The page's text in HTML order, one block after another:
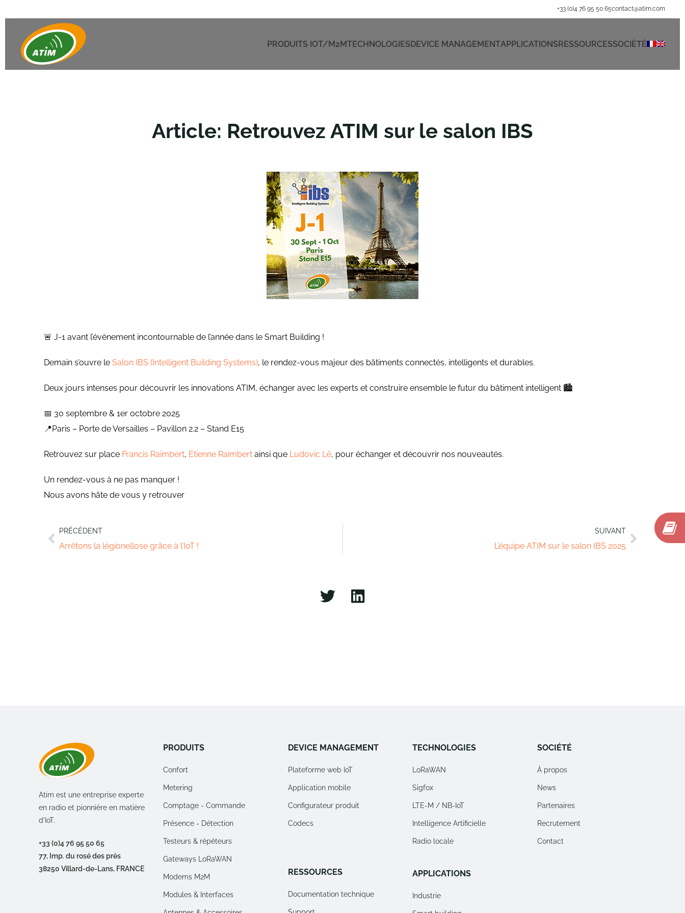
+33 (0)4 76 95 50 65contact@atim.com
PRODUITS IOT/M2MTECHNOLOGIESDEVICE MANAGEMENTAPPLICATIONSRESSOURCESSOCIÉTÉ
Article: Retrouvez ATIM sur le salon IBS
🚨 J-1 avant l’évènement incontournable de l’année dans le Smart Building !
Demain s’ouvre le Salon IBS (Intelligent Building Systems), le rendez-vous majeur des bâtiments connectés, intelligents et durables.
Deux jours intenses pour découvrir les innovations ATIM, échanger avec les experts et construire ensemble le futur du bâtiment intelligent 🏙️
📅 30 septembre & 1er octobre 2025
📍Paris – Porte de Versailles – Pavillon 2.2 – Stand E15
Retrouvez sur place Francis Raimbert, Etienne Raimbert ainsi que Ludovic Lê, pour échanger et découvrir nos nouveautés.
Un rendez-vous à ne pas manquer !
Nous avons hâte de vous y retrouver
PRÉCÉDENT
Arrêtons la légionellose grâce à l’IoT !
SUIVANT
L’équipe ATIM sur le salon IBS 2025
Atim est une entreprise experte
en radio et pionnière en matière
d'IoT.
+33 (0)4 76 95 50 65
77, Imp. du rosé des près
38250 Villard-de-Lans, FRANCE
PRODUITS
Confort
Metering
Comptage - Commande
Présence - Détection
Testeurs & répéteurs
Gateways LoRaWAN
Modems M2M
Modules & Interfaces
DEVICE MANAGEMENT
Plateforme web IoT
Application mobile
Configurateur produit
Codecs
RESSOURCES
Documentation technique
TECHNOLOGIES
LoRaWAN
Sigfox
LTE-M / NB-IoT
Intelligence Artificielle
Radio locale
APPLICATIONS
Industrie
SOCIÉTÉ
À propos
News
Partenaires
Recrutement
Contact